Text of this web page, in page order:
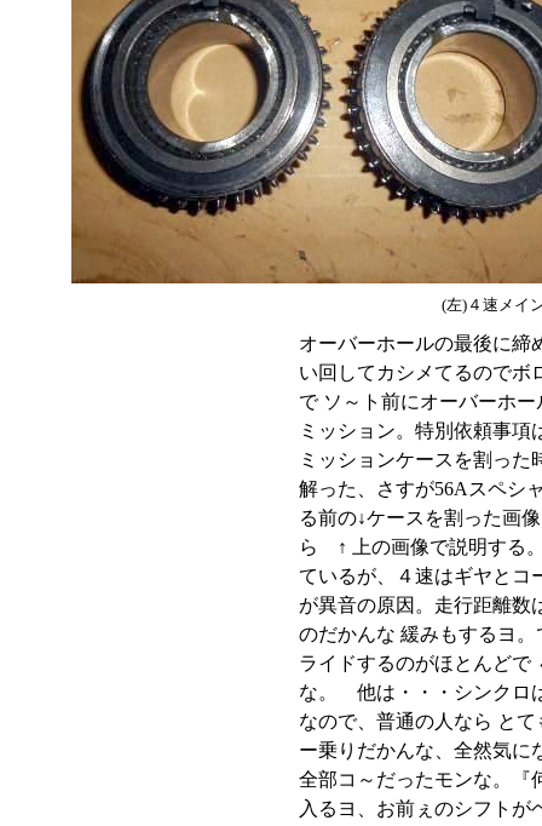
(左)４速メ
オーバーホールの最後に締
い回してカシメてるのでボ
で ソ～ト前にオーバーホ
ミッション。特別依頼事
ミッションケースを割っ
解った、さすが56Aスペシ
る前の↓ケースを割った画
ら ↑ 上の画像で説明する
ているが、４速はギヤとコ
が異音の原因。走行距離数
のだかんな 緩みもするヨ
ライドするのがほとんどで
な。 他は・・・シンクロ
なので、普通の人なら と
ー乗りだかんな、全然気
全部コ～だったモンな。『
入るヨ、お前ぇのシフトが